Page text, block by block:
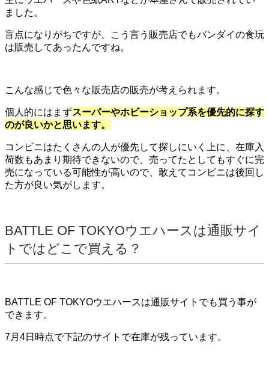
ました。
盲点になりがちですが、こう言う販売店でもバンダイの食玩
は販売してあったんですね。
こんな感じで色々な販売店の販売が考えられます。
個人的にはまずスーパーやホビーショップ系を優先的に探す
のが良いかと思います。
コンビニはたくさんの人が優先して探しにいく上に、在庫入
荷数もあまり期待できないので、売ってたとしてもすぐに完
売になっている可能性が高いので、敢えてコンビニは後回し
た方が良い気がします。
BATTLE OF TOKYOウエハースは通販サイ
トではどこで買える？
BATTLE OF TOKYOウエハースは通販サイトでも買う事が
できます。
7月4日時点で下記のサイトで在庫が残っています。